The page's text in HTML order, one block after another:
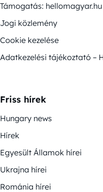
Támogatás: hellomagyar.hu
Jogi közlemény
Cookie kezelése
Adatkezelési tájékoztató –
Friss hírek
Hungary news
Hírek
Egyesült Államok hírei
Ukrajna hírei
Románia hírei